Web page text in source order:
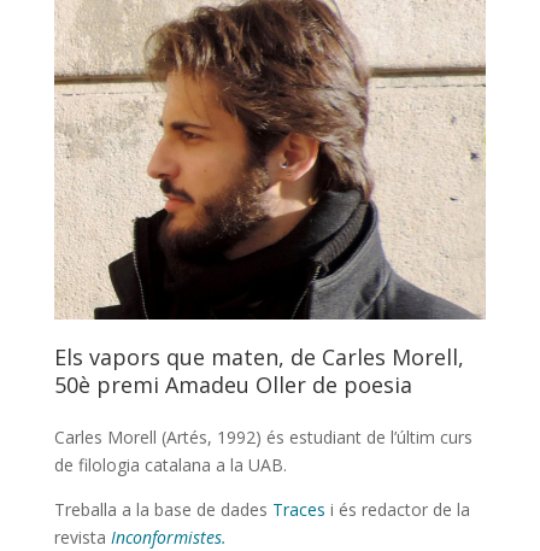
Els vapors que maten, de Carles Morell,
50è premi Amadeu Oller de poesia
Carles Morell (Artés, 1992) és estudiant de l’últim curs
de filologia catalana a la UAB.
Treballa a la base de dades Traces i és redactor de la
revista Inconformistes.